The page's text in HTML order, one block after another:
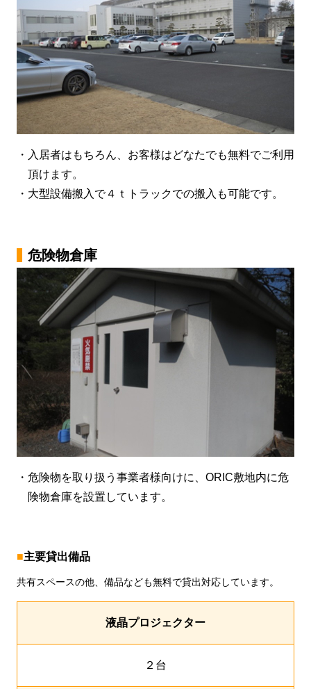
・入居者はもちろん、お客様はどなたでも無料でご利用
頂けます。
・大型設備搬入で４ｔトラックでの搬入も可能です。
危険物倉庫
・危険物を取り扱う事業者様向けに、ORIC敷地内に危
険物倉庫を設置しています。
■主要貸出備品
共有スペースの他、備品なども無料で貸出対応しています。
液晶プロジェクター
２台